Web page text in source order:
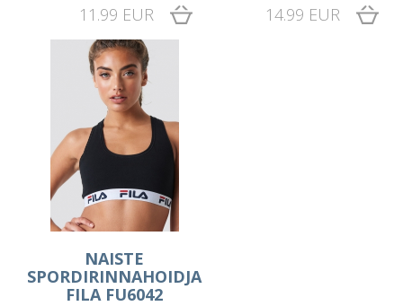
11.99 EUR
14.99 EUR
NAISTE
SPORDIRINNAHOIDJA
FILA FU6042